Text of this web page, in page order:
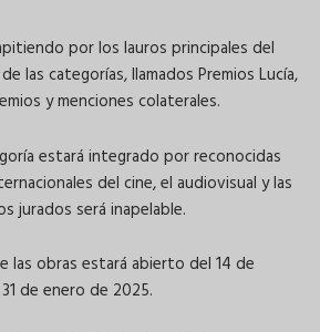
por los lauros principales del
las categorías, llamados Premios Lucía,
y menciones colaterales.
estará integrado por reconocidas
del cine, el audiovisual y las
jurados será inapelable.
las obras estará abierto del 14 de
de enero de 2025.